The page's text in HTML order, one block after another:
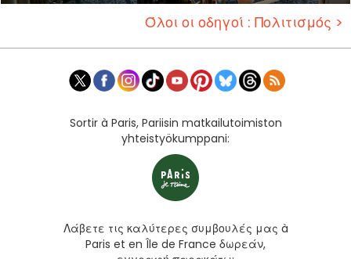
Όλοι οι οδηγοί : Πολιτισμός >
Sortir à Paris, Pariisin matkailutoimiston
yhteistyökumppani:
Λάβετε τις καλύτερες συμβουλές μας à
Paris et en Île de France δωρεάν,